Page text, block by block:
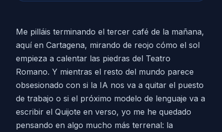
Me pilláis terminando el tercer café de la mañana,
aquí en Cartagena, mirando de reojo cómo el sol
empieza a calentar las piedras del Teatro
Romano. Y mientras el resto del mundo parece
obsesionado con si la IA nos va a quitar el puesto
de trabajo o si el próximo modelo de lenguaje va a
escribir el Quijote en verso, yo me he quedado
pensando en algo mucho más terrenal: la